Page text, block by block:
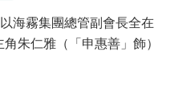
海霧集團總管副會長全在
朱仁雅（「申惠善」飾）